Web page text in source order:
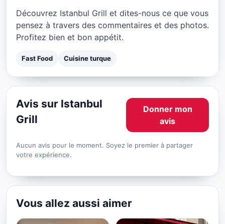
Découvrez Istanbul Grill et dites-nous ce que vous
pensez à travers des commentaires et des photos.
Profitez bien et bon appétit.
Fast Food Cuisine turque
Avis sur Istanbul
Grill
Donner mon
avis
Aucun avis pour le moment. Soyez le premier à partager
votre expérience.
Vous allez aussi aimer